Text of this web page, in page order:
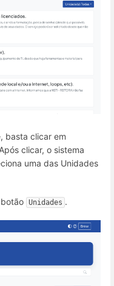
basta clicar em
clicar, o sistema
uma das Unidades
Unidades .